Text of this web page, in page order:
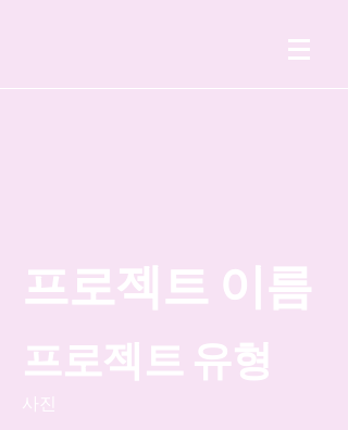
프로젝트 이름
프로젝트 유형
사진